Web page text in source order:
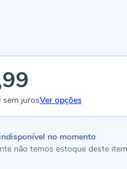
sem jurosVer opções
no momento
não temos estoque deste